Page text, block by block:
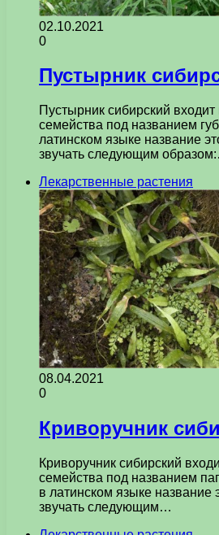
02.10.2021
0
Пустырник
Пустырник сибирский входит
семейства под названием
латинском языке название
звучать следующим
Лекарственные растения
08.04.2021
0
Криворучник
Криворучник сибирский
семейства под названием
в латинском языке название
звучать следующим…